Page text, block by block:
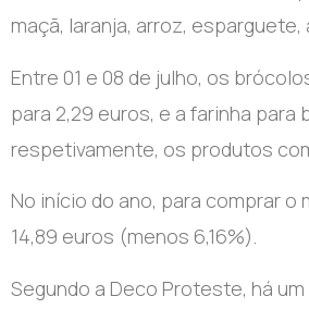
maçã, laranja, arroz,
Entre 01 e 08 de julho, os
para 2,29 euros, e a farinha para
respetivamente, os produtos
No início do ano, para comprar
14,89 euros (menos 6,16%).
Segundo a Deco Proteste, há